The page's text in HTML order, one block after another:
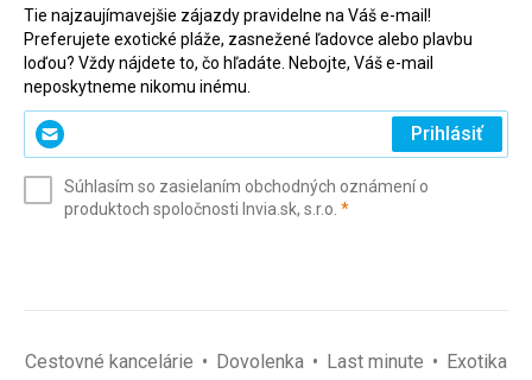
Tie najzaujímavejšie zájazdy pravidelne na Váš e-mail!
Preferujete exotické pláže, zasnežené ľadovce alebo plavbu
loďou? Vždy nájdete to, čo hľadáte. Nebojte, Váš e-mail
neposkytneme nikomu inému.
Zadajte
svoj
(povinné)
Prihlásiť
Súhlasím so zasielaním obchodných oznámení o
produktoch spoločnosti Invia.sk, s.r.o. *(povinné)
Cestovné kancelárie Dovolenka Last minute
Exotika